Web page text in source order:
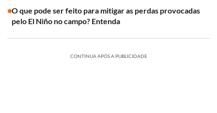
O que pode ser feito para mitigar as perdas provocadas
pelo El Niño no campo? Entenda
CONTINUA APÓS A PUBLICIDADE